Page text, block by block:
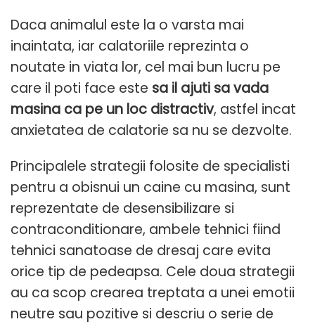
Daca animalul este la o varsta mai
inaintata, iar calatoriile reprezinta o
noutate in viata lor, cel mai bun lucru pe
care il poti face este sa il ajuti sa vada
masina ca pe un loc distractiv, astfel incat
anxietatea de calatorie sa nu se dezvolte.
Principalele strategii folosite de specialisti
pentru a obisnui un caine cu masina, sunt
reprezentate de desensibilizare si
contraconditionare, ambele tehnici fiind
tehnici sanatoase de dresaj care evita
orice tip de pedeapsa. Cele doua strategii
au ca scop crearea treptata a unei emotii
neutre sau pozitive si descriu o serie de